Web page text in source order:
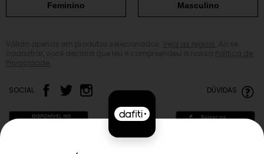
Feminino Masculino
SOCIAL DÚVIDAS